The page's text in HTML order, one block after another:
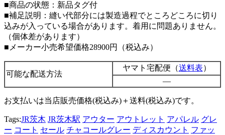
■商品の状態：新品タグ付
■補足説明：縫い代部分には製造過程でところどころに切り
込みが入っている場合があります。着用に問題ありません。
（個体差があります）
■メーカー小売希望価格28900円（税込み）
可能な配送方法
ヤマト宅配便（送料表）
—
お支払いは当店販売価格(税込み)＋送料(税込み)です。
Tags:JR茨木 JR茨木駅 アウター アウトレット アパレル グレ
ー コート セール チャコールグレー ディスカウント ファッ